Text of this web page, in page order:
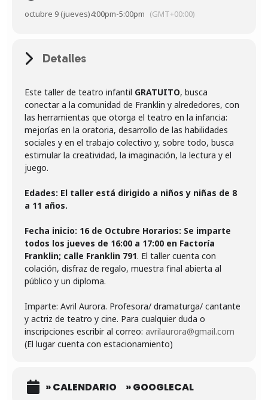
octubre 9 (jueves)4:00pm-5:00pm (GMT+00:00)
Detalles
Este taller de teatro infantil GRATUITO, busca
conectar a la comunidad de Franklin y alrededores, con
las herramientas que otorga el teatro en la infancia:
mejorías en la oratoria, desarrollo de las habilidades
sociales y en el trabajo colectivo y, sobre todo, busca
estimular la creatividad, la imaginación, la lectura y el
juego.
Edades: El taller está dirigido a niños y niñas de 8
a 11 años.
Fecha inicio: 16 de Octubre Horarios: Se imparte
todos los jueves de 16:00 a 17:00 en Factoría
Franklin; calle Franklin 791. El taller cuenta con
colación, disfraz de regalo, muestra final abierta al
público y un diploma.
Imparte: Avril Aurora. Profesora/ dramaturga/ cantante
y actriz de teatro y cine. Para cualquier duda o
inscripciones escribir al correo: avrilaurora@gmail.com
(El lugar cuenta con estacionamiento)
» CALENDARIO » GOOGLECAL